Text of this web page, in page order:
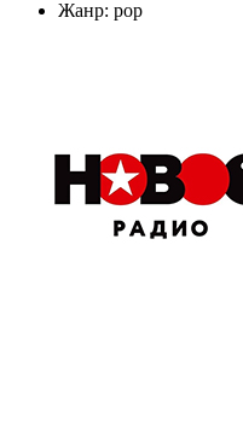
Жанр: pop